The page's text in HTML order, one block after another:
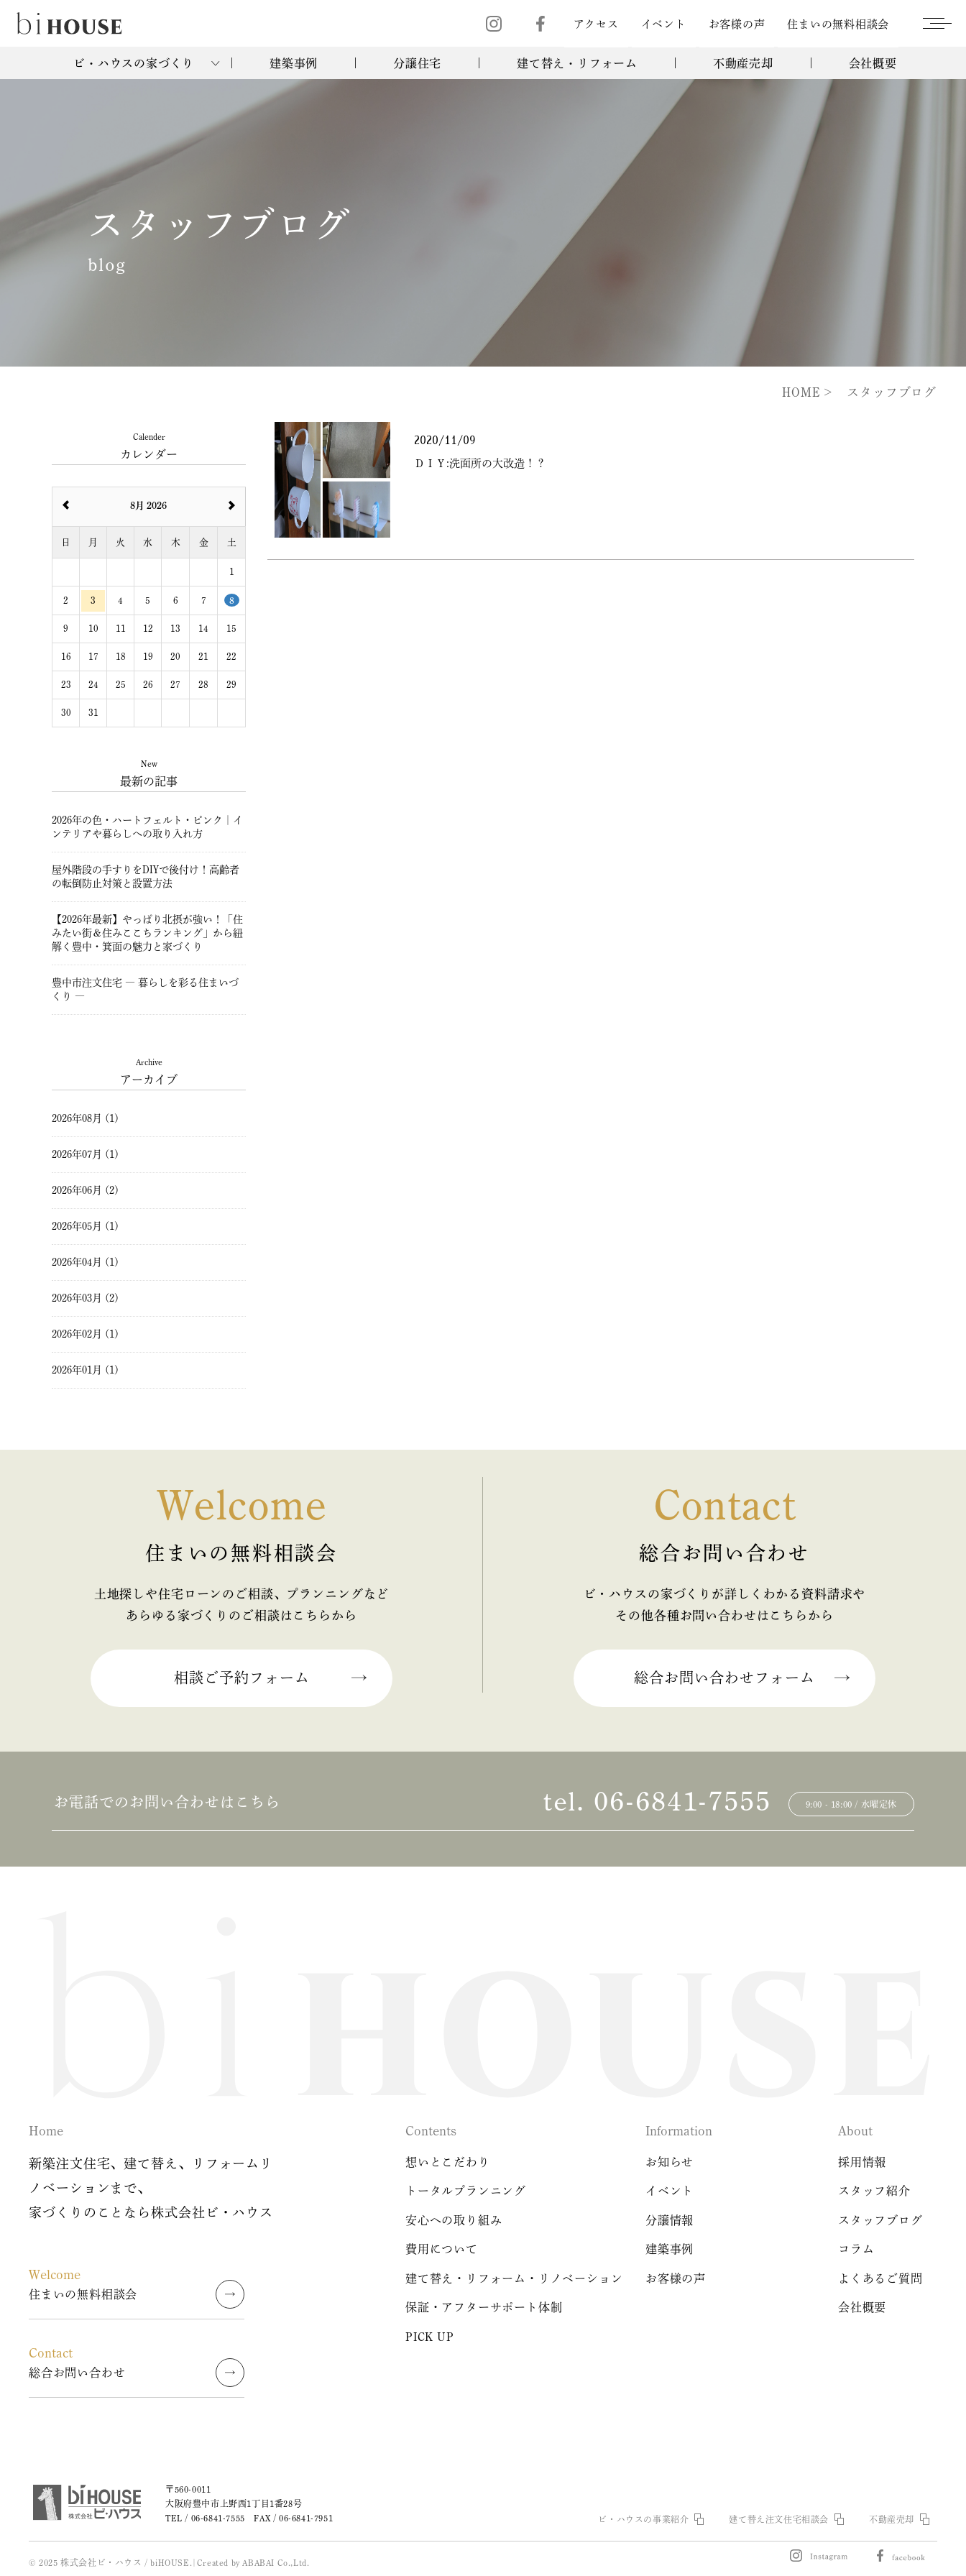
アクセス イベント お客様の声 住まいの無料相談会
ビ・ハウスの家づくり 建築事例 分譲住宅 建て替え・リフォーム 不動産売却 会社概要
スタッフブログ
blog
HOME スタッフブログ
2020/11/09
ＤＩＹ:洗面所の大改造！？
Calender
カレンダー
8月 2026
日 月 火 水 木 金 土
1
2 3 4 5 6 7 8
9 10 11 12 13 14 15
16 17 18 19 20 21 22
23 24 25 26 27 28 29
30 31
New
最新の記事
2026年の色・ハートフェルト・ピンク｜イ
ンテリアや暮らしへの取り入れ方
屋外階段の手すりをDIYで後付け！高齢者
の転倒防止対策と設置方法
【2026年最新】やっぱり北摂が強い！「住
みたい街＆住みここちランキング」から紐
解く豊中・箕面の魅力と家づくり
豊中市注文住宅 ― 暮らしを彩る住まいづ
くり ―
Archive
アーカイブ
2026年08月 (1)
2026年07月 (1)
2026年06月 (2)
2026年05月 (1)
2026年04月 (1)
2026年03月 (2)
2026年02月 (1)
2026年01月 (1)
2025年07月 (2)
2025年05月 (2)
2025年04月 (2)
2025年01月 (1)
2024年02月 (2)
2023年12月 (1)
2023年07月 (1)
2023年04月 (2)
2023年03月 (3)
2023年02月 (2)
Welcome
住まいの無料相談会
土地探しや住宅ローンのご相談、プランニングなど
あらゆる家づくりのご相談はこちらから
相談ご予約フォーム
Contact
総合お問い合わせ
ビ・ハウスの家づくりが詳しくわかる資料請求や
その他各種お問い合わせはこちらから
総合お問い合わせフォーム
お電話でのお問い合わせはこちら tel. 06-6841-7555 9:00 - 18:00 / 水曜定休
Home
新築注文住宅、建て替え、リフォームリ
ノベーションまで、
家づくりのことなら株式会社ビ・ハウス
Welcome
住まいの無料相談会
Contact
総合お問い合わせ
Contents
想いとこだわり
トータルプランニング
安心への取り組み
費用について
建て替え・リフォーム・リノベーション
保証・アフターサポート体制
PICK UP
Information
お知らせ
イベント
分譲情報
建築事例
お客様の声
About
採用情報
スタッフ紹介
スタッフブログ
コラム
よくあるご質問
会社概要
ビ・ハウスの事業紹介 建て替え注文住宅相談会 不動産売却
〒560-0011
大阪府豊中市上野西1丁目1番28号
TEL / 06-6841-7555 FAX / 06-6841-7951
© 2025 株式会社ビ・ハウス / biHOUSE. Created by ABABAI Co.,Ltd.